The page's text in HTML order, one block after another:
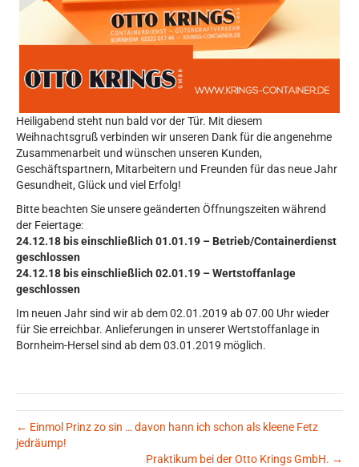
Heiligabend steht nun bald vor der Tür. Mit diesem
Weihnachtsgruß verbinden wir unseren Dank für die angenehme
Zusammenarbeit und wünschen unseren Kunden,
Geschäftspartnern, Mitarbeitern und Freunden für das neue Jahr
Gesundheit, Glück und viel Erfolg!
Bitte beachten Sie unsere geänderten Öffnungszeiten während
der Feiertage:
24.12.18 bis einschließlich 01.01.19 – Betrieb/Containerdienst
geschlossen
24.12.18 bis einschließlich 02.01.19 – Wertstoffanlage
geschlossen
Im neuen Jahr sind wir ab dem 02.01.2019 ab 07.00 Uhr wieder
für Sie erreichbar. Anlieferungen in unserer Wertstoffanlage in
Bornheim-Hersel sind ab dem 03.01.2019 möglich.
← Einmol Prinz zo sin … davon hann ich schon als kleene Fetz
jedräump!
Praktikum bei der Otto Krings GmbH. →